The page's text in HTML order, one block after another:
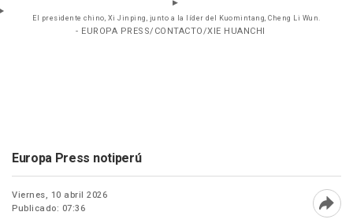
El presidente chino, Xi Jinping, junto a la líder del Kuomintang, Cheng Li Wun.
- EUROPA PRESS/CONTACTO/XIE HUANCHI
Europa Press notiperú
Viernes, 10 abril 2026
Publicado: 07:36